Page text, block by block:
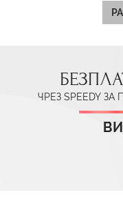
ЧРЕЗ SPEEDY